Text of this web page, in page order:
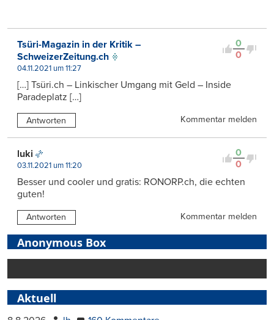
0
0
Tsüri-Magazin in der Kritik –
SchweizerZeitung.ch
04.11.2021 um 11:27
[…] Tsüri.ch – Linkischer Umgang mit Geld – Inside
Paradeplatz […]
Antworten Kommentar melden
0
0
luki
03.11.2021 um 11:20
Besser und cooler und gratis: RONORP.ch, die echten
guten!
Antworten Kommentar melden
Anonymous Box
Aktuell